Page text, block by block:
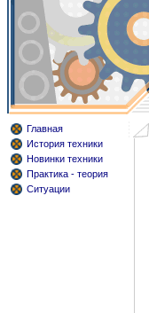
Главная
История техники
Новинки техники
Практика - теория
Ситуации